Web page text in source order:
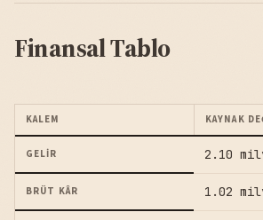
Finansal Tablo
KALEM KAYNAK
GELIR 2.10
BRÜT KÂR 1.02